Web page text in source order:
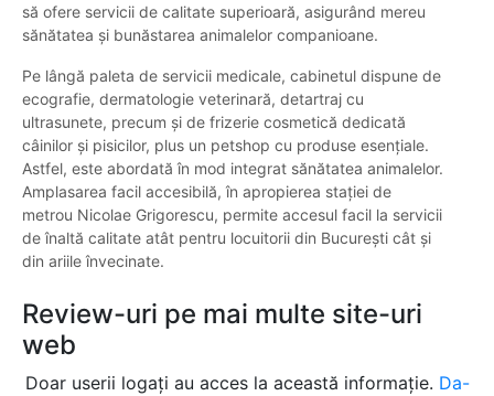
să ofere servicii de calitate superioară, asigurând mereu
sănătatea și bunăstarea animalelor companioane.
Pe lângă paleta de servicii medicale, cabinetul dispune de
ecografie, dermatologie veterinară, detartraj cu
ultrasunete, precum și de frizerie cosmetică dedicată
câinilor și pisicilor, plus un petshop cu produse esențiale.
Astfel, este abordată în mod integrat sănătatea animalelor.
Amplasarea facil accesibilă, în apropierea stației de
metrou Nicolae Grigorescu, permite accesul facil la servicii
de înaltă calitate atât pentru locuitorii din București cât și
din ariile învecinate.
Review-uri pe mai multe site-uri
web
Doar userii logați au acces la această informație. Da-